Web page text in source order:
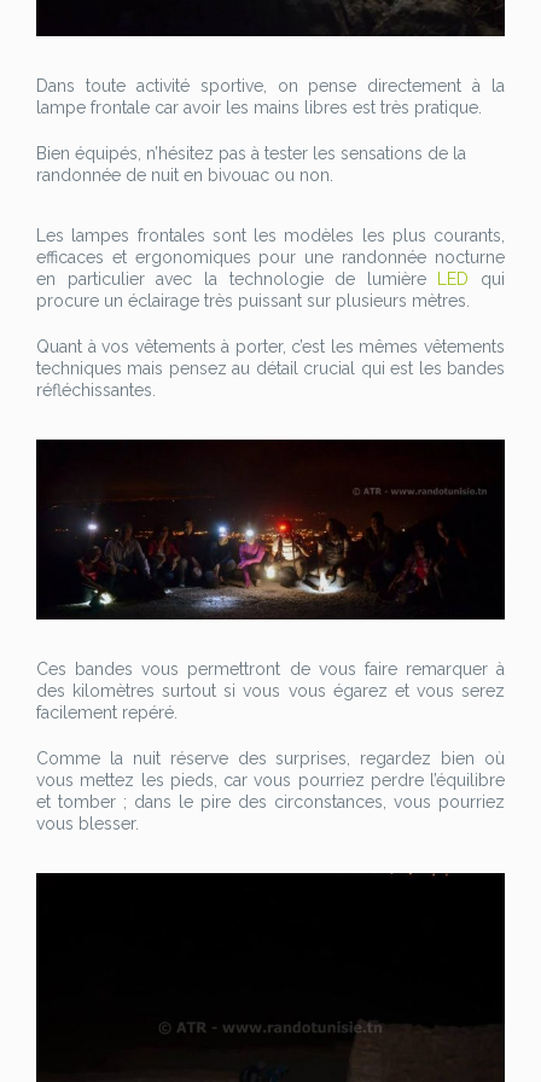
Dans toute activité sportive, on pense directement à la
lampe frontale car avoir les mains libres est très pratique.
Bien équipés, n’hésitez pas à tester les sensations de la
randonnée de nuit en bivouac ou non.
Les lampes frontales sont les modèles les plus courants,
efficaces et ergonomiques pour une randonnée nocturne
en particulier avec la technologie de lumière
LED qui
procure un éclairage très puissant sur plusieurs mètres.
Quant à vos vêtements à porter, c’est les mêmes vêtements
techniques mais pensez au détail crucial qui est les bandes
réfléchissantes.
Ces bandes vous permettront de vous faire remarquer à
des kilomètres surtout si vous vous égarez et vous serez
facilement repéré.
Comme la nuit réserve des surprises, regardez bien où
vous mettez les pieds, car vous pourriez perdre l’équilibre
et tomber ; dans le pire des circonstances, vous pourriez
vous blesser.